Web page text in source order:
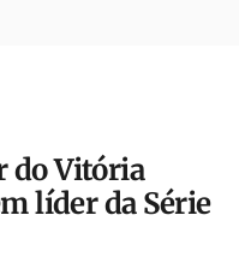
do Vitória
líder da Série